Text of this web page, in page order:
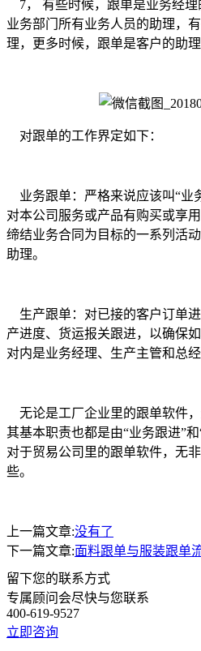
7， 有些时候，跟单是业务经理
业务部门所有业务人员的助理，
理，更多时候，跟单是客户的助理
对跟单的工作界定如下：
业务跟单：严格来说应该叫“业
对本公司服务或产品有购买或享
缔结业务合同为目标的一系列活
助理。
生产跟单：对已接的客户订单
产进度、货运报关跟进，以确保
对内是业务经理、生产主管和总经
无论是工厂企业里的跟单软件，
其基本职责也都是由“业务跟进”和
对于贸易公司里的跟单软件，无
些。
上一篇文章:没有了
下一篇文章:面料跟单与服装跟单
留下您的联系方式
专属顾问会尽快与您联系
400-619-9527
立即咨询